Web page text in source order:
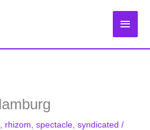
rhizom ,spectacle ,syndicated /